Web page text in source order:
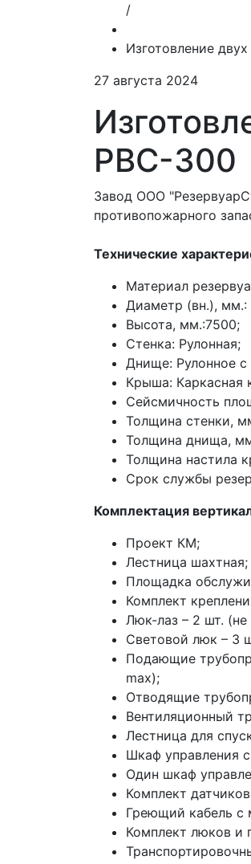
/
Изготовление
27 августа 2024
РВС-300
Завод ООО
противопожарного
Технические
Материал
Диаметр (вн.), мм.:
Высота, мм.:7500;
Стенка: Рулонная;
Днище: Рулонное
Крыша: Каркасная
Сейсмичность
Толщина стенки,
Толщина днища,
Толщина настила
Срок службы
Комплектация
Проект КМ;
Лестница шахтная;
Площадка
Комплект
Люк-лаз – 2 шт.
Световой люк – 3
Подающие
max);
Отводящие
Вентиляционный
Лестница для
Шкаф управления
Один шкаф
Комплект
Греющий кабель
Комплект люков и